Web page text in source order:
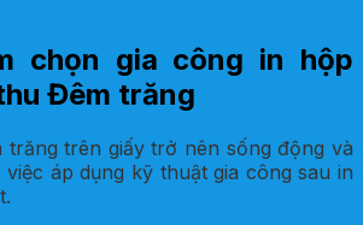
chọn gia công in hộp
Đêm trăng
trên giấy trở nên sống động và
áp dụng kỹ thuật gia công sau in